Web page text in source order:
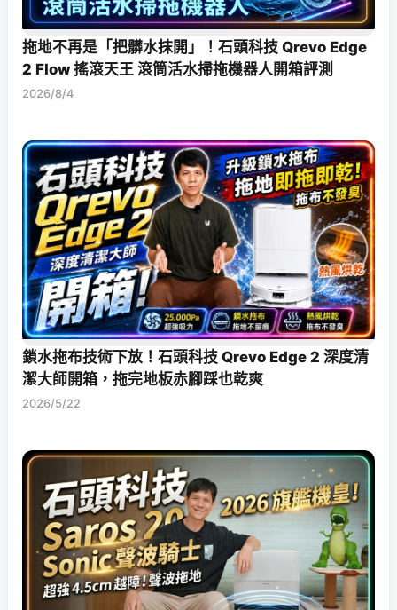
拖地不再是「把髒水抹開」！石頭科技 Qrevo Edge
2 Flow 搖滾天王 滾筒活水掃拖機器人開箱評測
2026/8/4
鎖水拖布技術下放！石頭科技 Qrevo Edge 2 深度清
潔大師開箱，拖完地板赤腳踩也乾爽
2026/5/22